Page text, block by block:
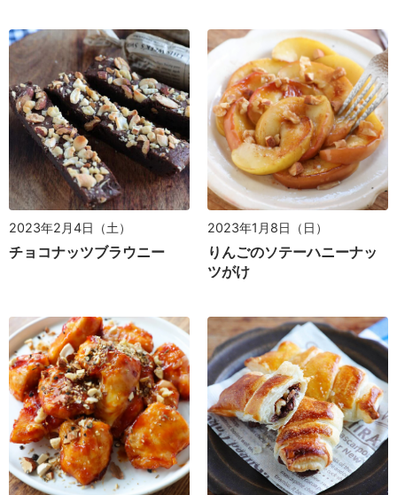
2023年2月4日（土）
チョコナッツブラウニー
2023年1月8日（日）
りんごのソテーハニーナッ
ツがけ